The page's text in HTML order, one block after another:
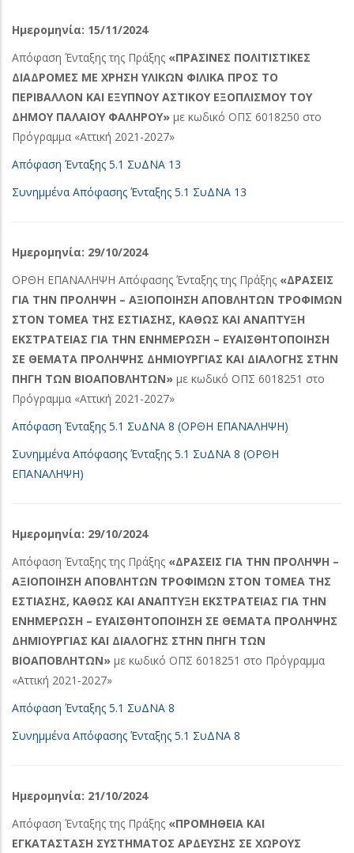
Ημερομηνία: 15/11/2024
Απόφαση Ένταξης της Πράξης «ΠΡΑΣΙΝΕΣ ΠΟΛΙΤΙΣΤΙΚΕΣ
ΔΙΑΔΡΟΜΕΣ ΜΕ ΧΡΗΣΗ ΥΛΙΚΩΝ ΦΙΛΙΚΑ ΠΡΟΣ ΤΟ
ΠΕΡΙΒΑΛΛΟΝ ΚΑΙ ΕΞΥΠΝΟΥ ΑΣΤΙΚΟΥ ΕΞΟΠΛΙΣΜΟΥ ΤΟΥ
ΔΗΜΟΥ ΠΑΛΑΙΟΥ ΦΑΛΗΡΟΥ» με κωδικό ΟΠΣ 6018250 στο
Πρόγραμμα «Αττική 2021-2027»
Απόφαση Ένταξης 5.1 ΣυΔΝΑ 13
Συνημμένα Απόφασης Ένταξης 5.1 ΣυΔΝΑ 13
Ημερομηνία: 29/10/2024
ΟΡΘΗ ΕΠΑΝΑΛΗΨΗ Απόφασης Ένταξης της Πράξης «ΔΡΑΣΕΙΣ
ΓΙΑ ΤΗΝ ΠΡΟΛΗΨΗ – ΑΞΙΟΠΟΙΗΣΗ ΑΠΟΒΛΗΤΩΝ ΤΡΟΦΙΜΩΝ
ΣΤΟΝ ΤΟΜΕΑ ΤΗΣ ΕΣΤΙΑΣΗΣ, ΚΑΘΩΣ ΚΑΙ ΑΝΑΠΤΥΞΗ
ΕΚΣΤΡΑΤΕΙΑΣ ΓΙΑ ΤΗΝ ΕΝΗΜΕΡΩΣΗ – ΕΥΑΙΣΘΗΤΟΠΟΙΗΣΗ
ΣΕ ΘΕΜΑΤΑ ΠΡΟΛΗΨΗΣ ΔΗΜΙΟΥΡΓΙΑΣ ΚΑΙ ΔΙΑΛΟΓΗΣ ΣΤΗΝ
ΠΗΓΗ ΤΩΝ ΒΙΟΑΠΟΒΛΗΤΩΝ» με κωδικό ΟΠΣ 6018251 στο
Πρόγραμμα «Αττική 2021-2027»
Απόφαση Ένταξης 5.1 ΣυΔΝΑ 8 (ΟΡΘΗ ΕΠΑΝΑΛΗΨΗ)
Συνημμένα Απόφασης Ένταξης 5.1 ΣυΔΝΑ 8 (ΟΡΘΗ
ΕΠΑΝΑΛΗΨΗ)
Ημερομηνία: 29/10/2024
Απόφαση Ένταξης της Πράξης «ΔΡΑΣΕΙΣ ΓΙΑ ΤΗΝ ΠΡΟΛΗΨΗ –
ΑΞΙΟΠΟΙΗΣΗ ΑΠΟΒΛΗΤΩΝ ΤΡΟΦΙΜΩΝ ΣΤΟΝ ΤΟΜΕΑ ΤΗΣ
ΕΣΤΙΑΣΗΣ, ΚΑΘΩΣ ΚΑΙ ΑΝΑΠΤΥΞΗ ΕΚΣΤΡΑΤΕΙΑΣ ΓΙΑ ΤΗΝ
ΕΝΗΜΕΡΩΣΗ – ΕΥΑΙΣΘΗΤΟΠΟΙΗΣΗ ΣΕ ΘΕΜΑΤΑ ΠΡΟΛΗΨΗΣ
ΔΗΜΙΟΥΡΓΙΑΣ ΚΑΙ ΔΙΑΛΟΓΗΣ ΣΤΗΝ ΠΗΓΗ ΤΩΝ
ΒΙΟΑΠΟΒΛΗΤΩΝ» με κωδικό ΟΠΣ 6018251 στο Πρόγραμμα
«Αττική 2021-2027»
Απόφαση Ένταξης 5.1 ΣυΔΝΑ 8
Συνημμένα Απόφασης Ένταξης 5.1 ΣυΔΝΑ 8
Ημερομηνία: 21/10/2024
Απόφαση Ένταξης της Πράξης «ΠΡΟΜΗΘΕΙΑ ΚΑΙ
ΕΓΚΑΤΑΣΤΑΣΗ ΣΥΣΤΗΜΑΤΟΣ ΑΡΔΕΥΣΗΣ ΣΕ ΧΩΡΟΥΣ